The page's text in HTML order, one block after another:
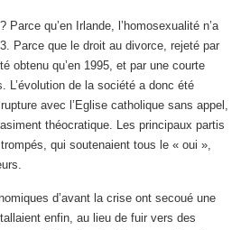
Parce qu’en Irlande, l’homosexualité n’a
Parce que le droit au divorce, rejeté par
obtenu qu’en 1995, et par une courte
L’évolution de la société a donc été
avec l’Eglise catholique sans appel,
théocratique. Les principaux partis
qui soutenaient tous le « oui »,
d’avant la crise ont secoué une
enfin, au lieu de fuir vers des